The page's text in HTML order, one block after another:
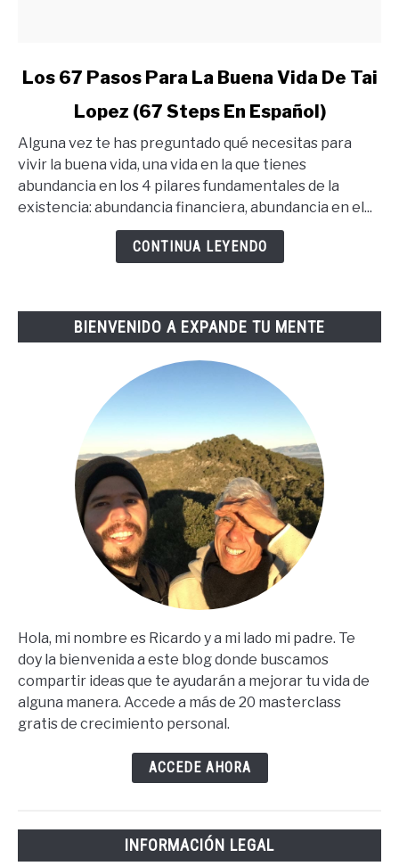
link
67
Pasos
Para
Steps
Los 67 Pasos Para La Buena Vida De Tai
Lopez (67 Steps En Español)
Alguna vez te has preguntado qué necesitas para
vivir la buena vida, una vida en la que tienes
abundancia en los 4 pilares fundamentales de la
existencia: abundancia financiera, abundancia en el...
CONTINUA LEYENDO
BIENVENIDO A EXPANDE TU MENTE
Hola, mi nombre es Ricardo y a mi lado mi padre. Te
doy la bienvenida a este blog donde buscamos
compartir ideas que te ayudarán a mejorar tu vida de
alguna manera. Accede a más de 20 masterclass
gratis de crecimiento personal.
ACCEDE AHORA
INFORMACIÓN LEGAL